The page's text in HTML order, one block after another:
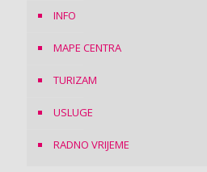
INFO
MAPE CENTRA
TURIZAM
USLUGE
RADNO VRIJEME